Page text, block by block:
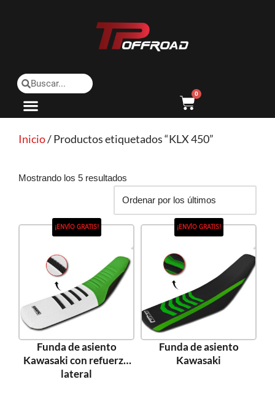
0
Inicio/ Productos etiquetados “KLX 450”
Mostrando los 5 resultados
¡ENVÍO GRATIS!
Funda de asiento
Kawasaki con refuerzo
lateral
¡ENVÍO GRATIS!
Funda de asiento
Kawasaki